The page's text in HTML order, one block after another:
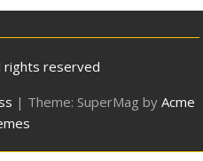
rights reserved
| Theme: SuperMag by Acme